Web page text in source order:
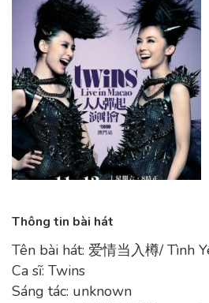
Thông tin bài hát
Tên bài hát: 爱情当入樽/ Tình
Ca sĩ: Twins
Sáng tác: unknown